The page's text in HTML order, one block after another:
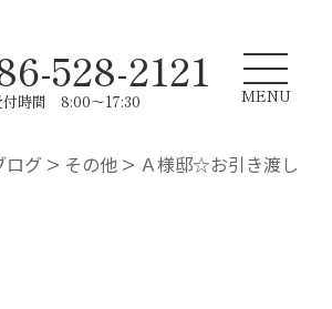
528-2121
付時間 8:00～17:30 MENU
ログ > その他 > Ａ様邸☆お引き渡し